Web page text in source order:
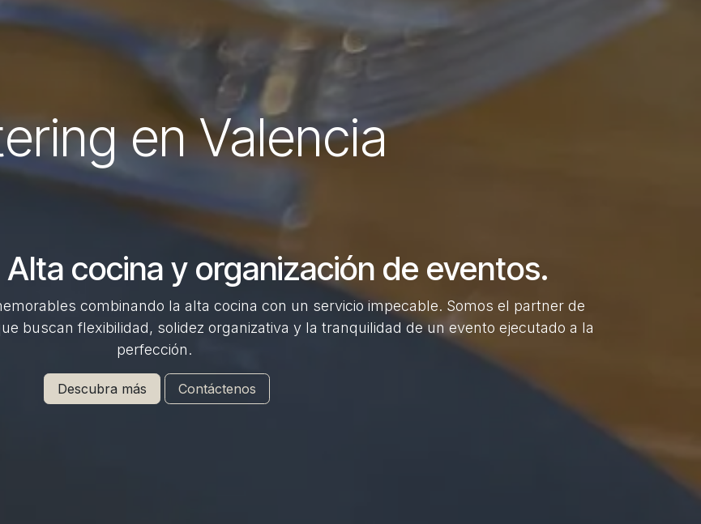
en Valencia
Alta cocina y organización de eventos.
combinando la alta cocina con un servicio impecable. Somos el partner de
buscan flexibilidad, solidez organizativa y la tranquilidad de un evento ejecutado a la
perfección.
Descubra más Contáctenos